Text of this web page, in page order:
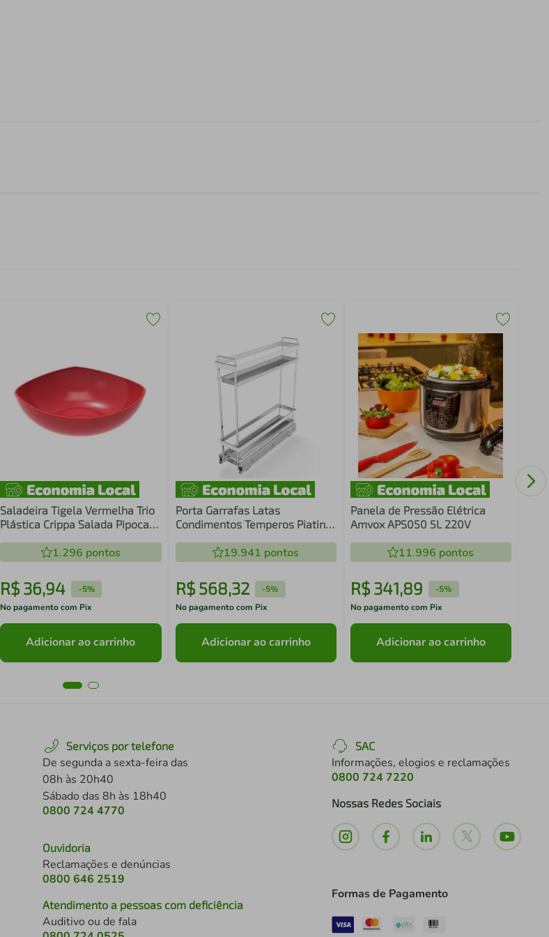
Saladeira Tigela Vermelha Trio
Plástica Crippa Salada Pipoca
1.296 pontos
R$36,94 -5%
No pagamento com Pix
Adicionar ao carrinho
Porta Garrafas Latas
Condimentos Temperos Piatina
Cromado Piva19.941 pontos
R$ 568,32 -5%
No pagamento com Pix
Adicionar ao carrinho
Panela de Pressão Elétrica
Amvox APS050 5L 220V
11.996 pontos
R$ 341,89 -5%
No pagamento com Pix
Adicionar ao carrinho
Serviços por telefone
De segunda a sexta-feira das
08h às 20h40
Sábado das 8h às 18h40
0800 724 4770
Ouvidoria
Reclamações e denúncias
0800 646 2519
Atendimento a pessoas com deficiência
Auditivo ou de fala
SAC
Informações, elogios e reclamações
0800 724 7220
Nossas Redes Sociais
Formas de Pagamento